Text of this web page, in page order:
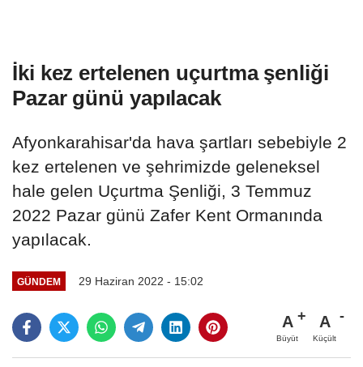
İki kez ertelenen uçurtma şenliği
Pazar günü yapılacak
Afyonkarahisar'da hava şartları sebebiyle 2
kez ertelenen ve şehrimizde geleneksel
hale gelen Uçurtma Şenliği, 3 Temmuz
2022 Pazar günü Zafer Kent Ormanında
yapılacak.
GÜNDEM 29 Haziran 2022 - 15:02
A
Büyüt
A
Küçült